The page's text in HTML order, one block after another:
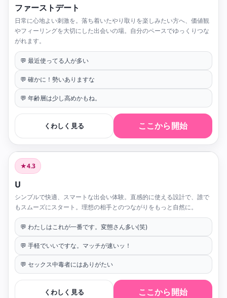
ファーストデート
日常に心地よい刺激を。落ち着いたやり取りを楽しみたい方へ、価値観
やフィーリングを大切にした出会いの場。自分のペースでゆっくりつな
がれます。
💬 最近使ってる人が多い
💬 確かに！勢いありますな
💬 年齢層は少し高めかもね。
くわしく見る ここから開始
★4.3
U
シンプルで快適、スマートな出会い体験。直感的に使える設計で、誰で
もスムーズにスタート。理想の相手とのつながりをもっと自然に。
💬 わたしはこれが一番です。変態さん多い(笑)
💬 手軽でいいですな。マッチが速いッ！
💬 セックス中毒者にはありがたい
くわしく見る ここから開始